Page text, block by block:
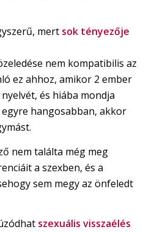
mert sok tényezője
nem kompatibilis az
ez ahhoz, amikor 2 ember
és hiába mondja
hangosabban, akkor
nem találta még meg
a szexben, és a
sem megy az önfeledt
szexuális visszaélés